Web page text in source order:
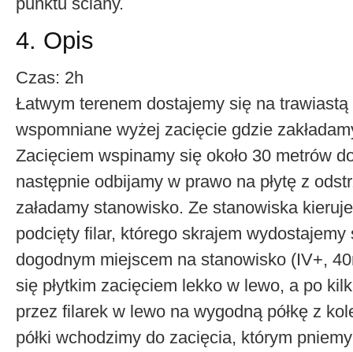
4. Opis
Czas: 2h
Łatwym terenem dostajemy się na trawiastą
wspomniane wyżej zacięcie gdzie
Zacięciem wspinamy się około 30 metrów
następnie odbijamy w prawo na płytę z
załadamy stanowisko. Ze stanowiska
podcięty filar, którego skrajem wydostajemy
dogodnym miejscem na stanowisko (IV+,
się płytkim zacięciem lekko w lewo, a po
przez filarek w lewo na wygodną półkę z
półki wchodzimy do zacięcia, którym